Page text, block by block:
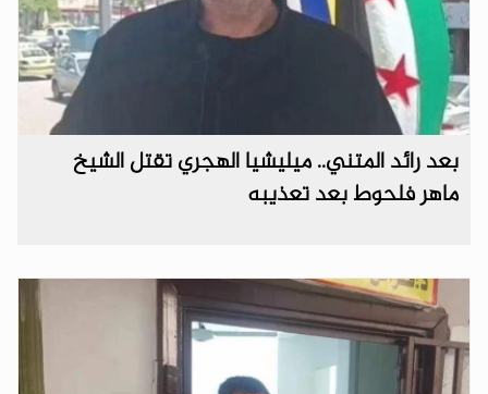
بعد رائد المتني.. ميليشيا الهجري تقتل الشيخ
ماهر فلحوط بعد تعذيبه